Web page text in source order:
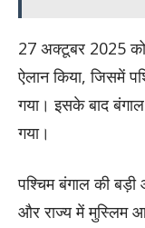
27 अक्टूबर 2025
ऐलान किया, जिसमें
गया। इसके बाद बंगाल
गया।
पश्चिम बंगाल की
और राज्य में मुस्लिम